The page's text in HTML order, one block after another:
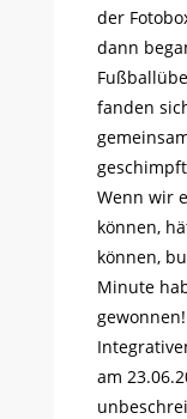
der
dann
fanden
Wenn wir
können,
können,
Minute
am